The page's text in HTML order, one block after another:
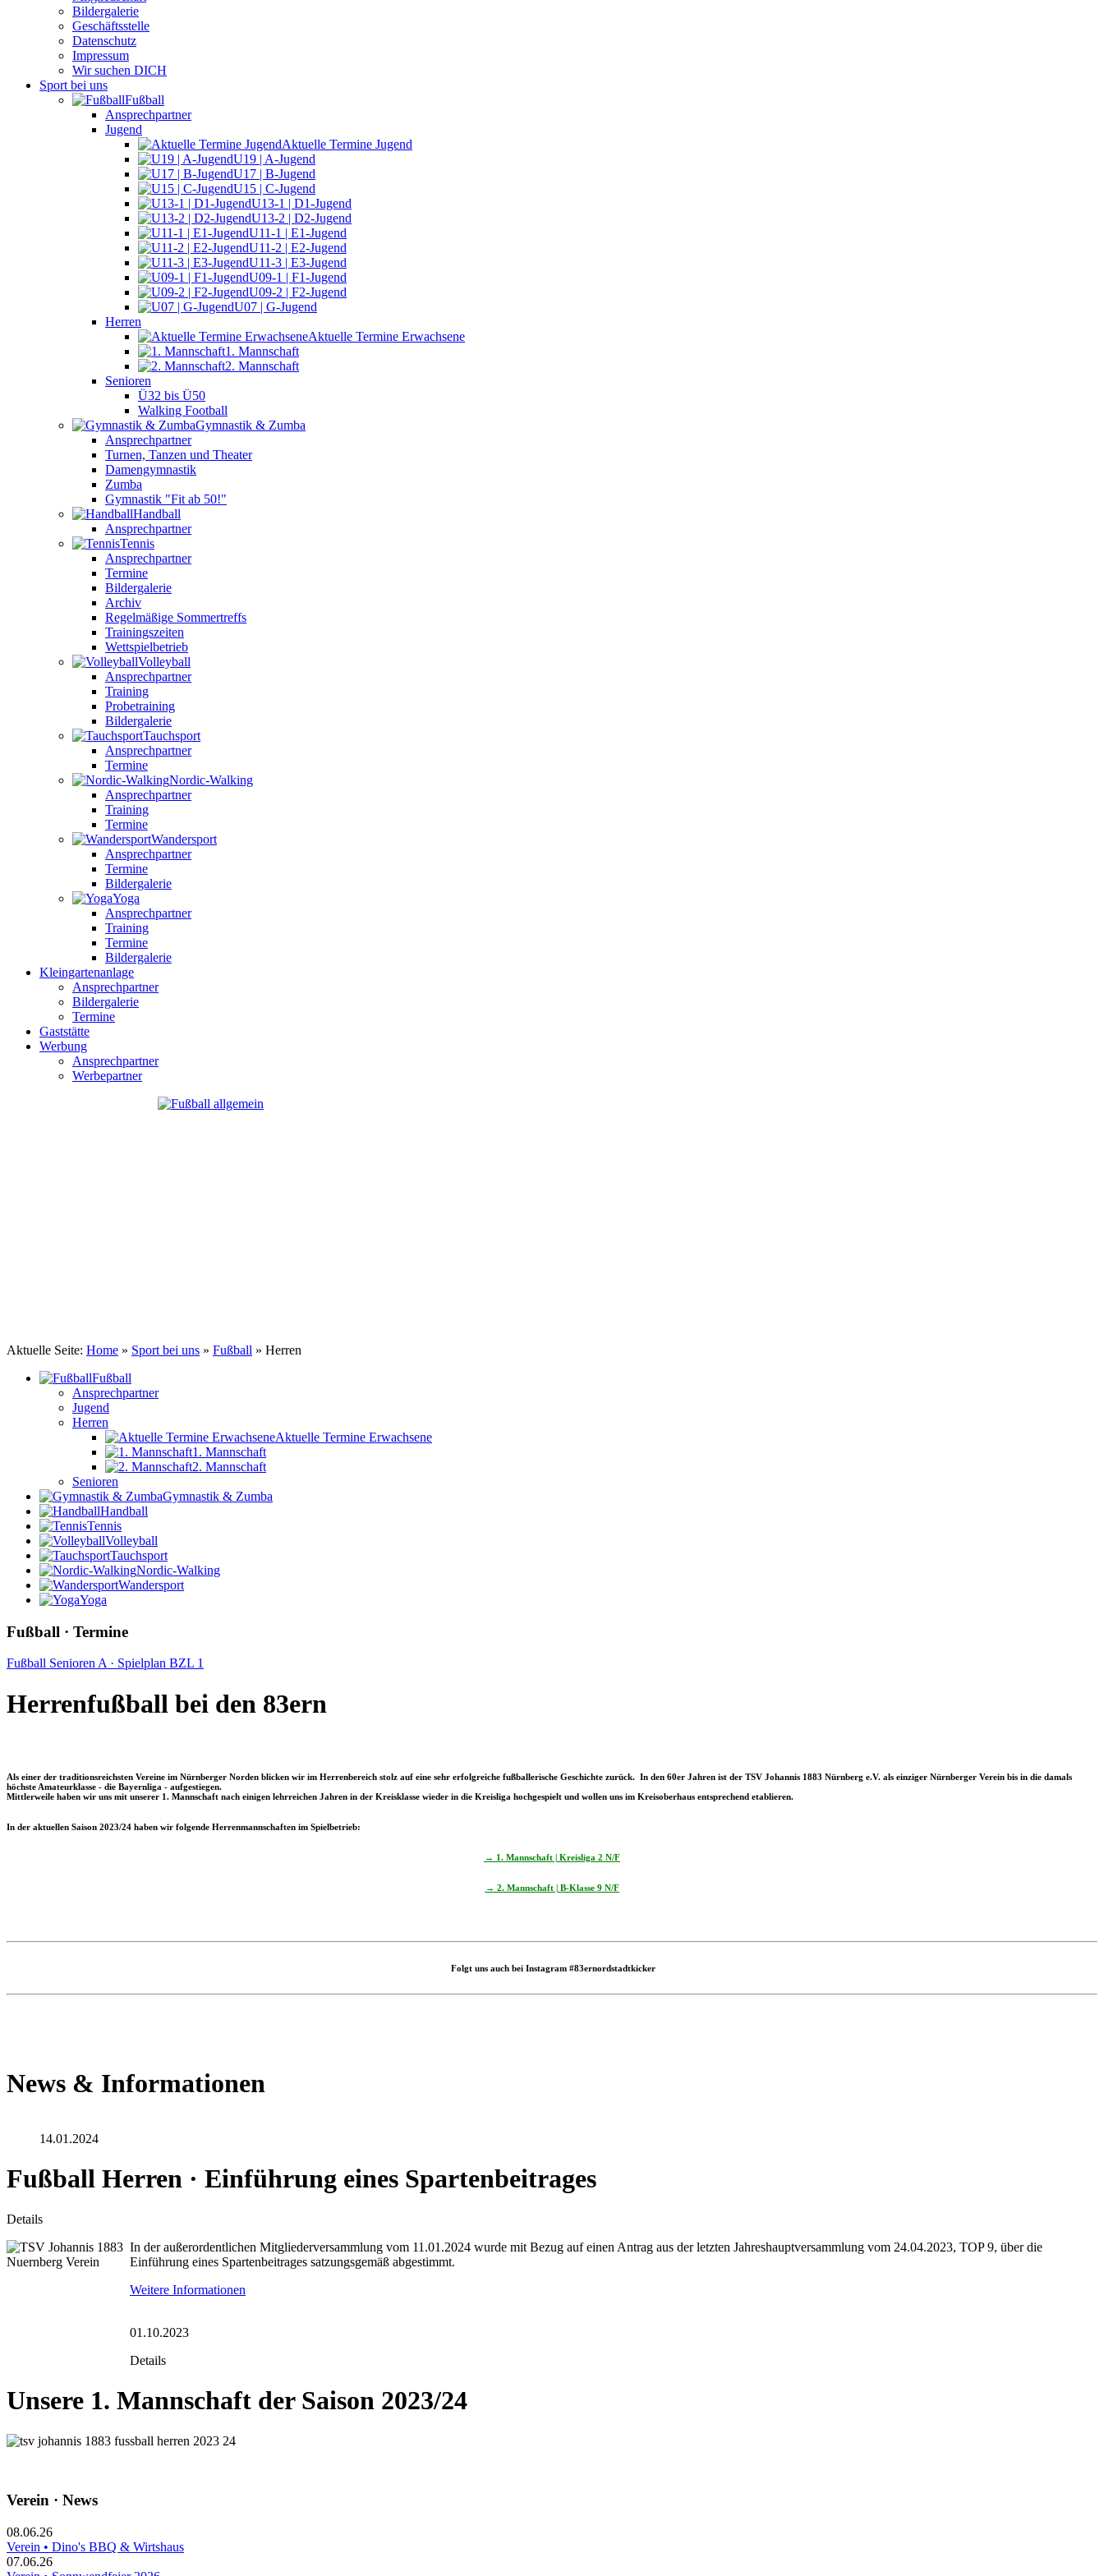
Bildergalerie
Geschäftsstelle
Datenschutz
Impressum
Wir suchen DICH
Sport bei uns
Fußball
Ansprechpartner
Jugend
Aktuelle Termine Jugend
U19 | A-Jugend
U17 | B-Jugend
U15 | C-Jugend
U13-1 | D1-Jugend
U13-2 | D2-Jugend
U11-1 | E1-Jugend
U11-2 | E2-Jugend
U11-3 | E3-Jugend
U09-1 | F1-Jugend
U09-2 | F2-Jugend
U07 | G-Jugend
Herren
Aktuelle Termine Erwachsene
1. Mannschaft
2. Mannschaft
Senioren
Ü32 bis Ü50
Walking Football
Gymnastik & Zumba
Ansprechpartner
Turnen, Tanzen und Theater
Damengymnastik
Zumba
Gymnastik "Fit ab 50!"
Handball
Ansprechpartner
Tennis
Ansprechpartner
Termine
Bildergalerie
Archiv
Regelmäßige Sommertreffs
Trainingszeiten
Wettspielbetrieb
Volleyball
Ansprechpartner
Training
Probetraining
Bildergalerie
Tauchsport
Ansprechpartner
Termine
Nordic-Walking
Ansprechpartner
Training
Termine
Wandersport
Ansprechpartner
Termine
Bildergalerie
Yoga
Ansprechpartner
Training
Termine
Bildergalerie
Kleingartenanlage
Ansprechpartner
Bildergalerie
Termine
Gaststätte
Werbung
Ansprechpartner
Werbepartner
Aktuelle Seite: Home » Sport bei uns » Fußball » Herren
Fußball
Ansprechpartner
Jugend
Herren
Aktuelle Termine Erwachsene
1. Mannschaft
2. Mannschaft
Senioren
Gymnastik & Zumba
Handball
Tennis
Volleyball
Tauchsport
Nordic-Walking
Wandersport
Yoga
Fußball · Termine
Fußball Senioren A · Spielplan BZL 1
Herrenfußball bei den 83ern
Als einer der traditionsreichsten Vereine im Nürnberger Norden blicken wir im Herrenbereich stolz auf eine sehr erfolgreiche fußballerische Geschichte zurück. In den 60er Jahren ist der TSV Johannis 1883 Nürnberg e.V. als einziger Nürnberger Verein bis in die damals
höchste Amateurklasse - die Bayernliga - aufgestiegen.
Mittlerweile haben wir uns mit unserer 1. Mannschaft nach einigen lehrreichen Jahren in der Kreisklasse wieder in die Kreisliga hochgespielt und wollen uns im Kreisoberhaus entsprechend etablieren.
In der aktuellen Saison 2023/24 haben wir folgende Herrenmannschaften im Spielbetrieb:
→ 1. Mannschaft | Kreisliga 2 N/F
→ 2. Mannschaft | B-Klasse 9 N/F
Folgt uns auch bei Instagram #83ernordstadtkicker
News & Informationen
14.01.2024
Fußball Herren · Einführung eines Spartenbeitrages
Details
In der außerordentlichen Mitgliederversammlung vom 11.01.2024 wurde mit Bezug auf einen Antrag aus der letzten Jahreshauptversammlung vom 24.04.2023, TOP 9, über die
Einführung eines Spartenbeitrages satzungsgemäß abgestimmt.
Weitere Informationen
01.10.2023
Details
Unsere 1. Mannschaft der Saison 2023/24
Verein · News
08.06.26
Verein • Dino's BBQ & Wirtshaus
07.06.26